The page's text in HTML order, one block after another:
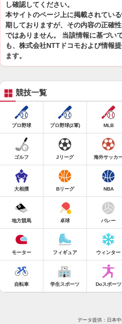
し確認してください。
本サイトのページ上に掲載されてい
期しておりますが、その内容の正確
ではありません。 当該情報に基づい
も、株式会社NTTドコモおよび情報
ます。
競技一覧
プロ野球 プロ野球(2軍) MLB
ゴルフ Jリーグ 海外サッカ
大相撲 Bリーグ NBA
地方競馬 卓球 バレー
モーター フィギュア ウィンター
自転車 学生スポーツ Doスポーツ
データ提供：日本